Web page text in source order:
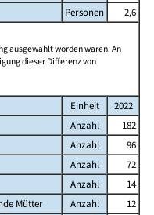
Personen
2,6
ausgewählt worden waren. An
dieser Differenz von
Einheit
2022
Anzahl
182
Anzahl
96
Anzahl
72
Anzahl
14
Mütter
Anzahl
12